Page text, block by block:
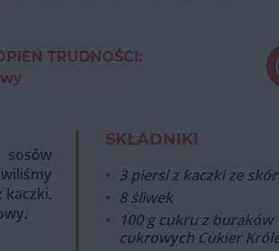
TRUDNOŚCI:
sosów
SKŁADNIKI
3 piersi z kaczki ze
8 śliwek
100 g cukru z buraków
cukrowych Cukier